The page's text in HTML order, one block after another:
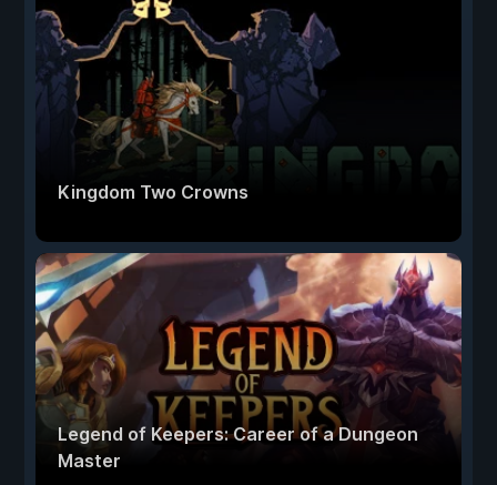
Kingdom Two Crowns
Legend of Keepers: Career of a Dungeon
Master